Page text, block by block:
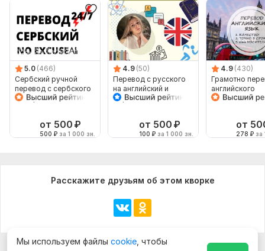
5.0 (466)
Сербский ручной
перевод с сербского
на сербский
от 500 ₽
500 ₽ за 1 000 зн.
4.9 (50)
Перевод с русского
на английский и
обратно
от 500 ₽
100 ₽ за 1 000 зн.
4.9 (430)
Грамотно
английского
от
278 ₽ за
Расскажите друзьям об этом кворке
Мы используем файлы cookie , чтобы